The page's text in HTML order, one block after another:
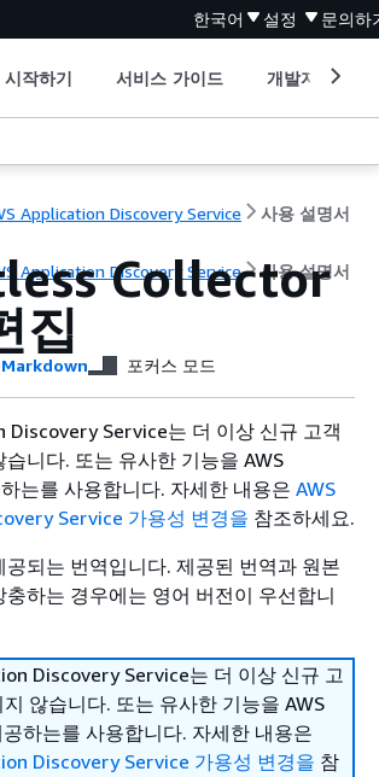
한국어 설정 문의하
시작하기 서비스 가이드 개발자 도구
Application Discovery Service 사용 설명서
Application Discovery Service 사용 설명서
Collector
집
Markdown 포커스 모드
Discovery Service는 더 이상 신규 고객
니다. 또는 유사한 기능을 AWS
는를 사용합니다. 자세한 내용은 AWS
Service 가용성 변경을 참조하세요.
공되는 번역입니다. 제공된 번역과 원본
충하는 경우에는 영어 버전이 우선합니
Discovery Service는 더 이상 신규 고
않습니다. 또는 유사한 기능을 AWS
하는를 사용합니다. 자세한 내용은
Discovery Service 가용성 변경을 참